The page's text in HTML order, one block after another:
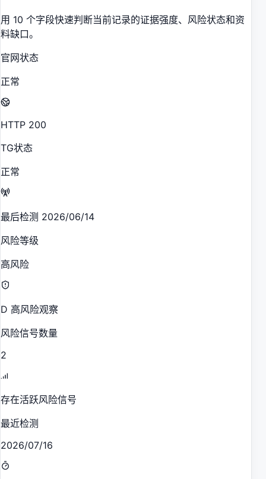
用 10 个字段快速判断当前记录的证据强度、风险状态和资
料缺口。
官网状态
正常
HTTP 200
TG状态
正常
最后检测 2026/06/14
风险等级
高风险
D 高风险观察
风险信号数量
2
存在活跃风险信号
最近检测
2026/07/16